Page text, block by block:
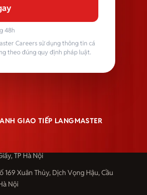
48h
Careers sử dụng thông tin cá
theo đúng quy định pháp luật.
GIAO TIẾP LANGMASTER
TP Hà Nội
169 Xuân Thủy, Dịch Vọng Hậu, Cầu
Nội